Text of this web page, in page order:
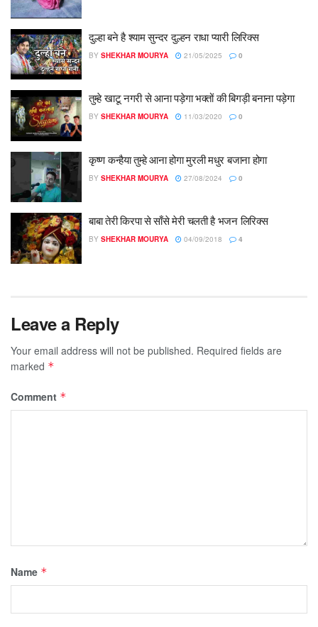
दुल्हा बने है श्याम सुन्दर दुल्हन राधा प्यारी लिरिक्स
BY SHEKHAR MOURYA 21/05/2025 0
तुम्हे खाटू नगरी से आना पड़ेगा भक्तों की बिगड़ी बनाना पड़ेगा
BY SHEKHAR MOURYA 11/03/2020 0
कृष्ण कन्हैया तुम्हे आना होगा मुरली मधुर बजाना होगा
BY SHEKHAR MOURYA 27/08/2024 0
बाबा तेरी किरपा से साँसे मेरी चलती है भजन लिरिक्स
BY SHEKHAR MOURYA 04/09/2018 4
Leave a Reply
Your email address will not be published. Required fields are
marked *
Comment *
Name *